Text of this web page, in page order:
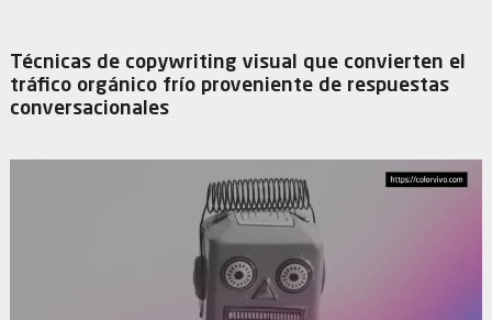
Técnicas de copywriting visual que convierten el
tráfico orgánico frío proveniente de respuestas
conversacionales